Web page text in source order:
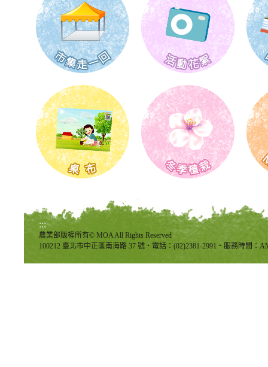
:::
農業部版權所有© MOA All Rights Reserved
100212 臺北市中正區南海路 37 號‧電話：(02)2381-2991‧服務時間：